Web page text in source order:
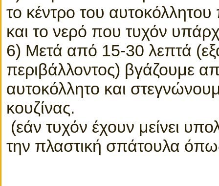
το κέντρο του
και το νερό που τυχόν
6) Μετά από 15-30 λεπτά
περιβάλλοντος) βγάζουμε
αυτοκόλλητο και
κουζίνας.
(εάν τυχόν έχουν μείνει
την πλαστική σπάτουλα